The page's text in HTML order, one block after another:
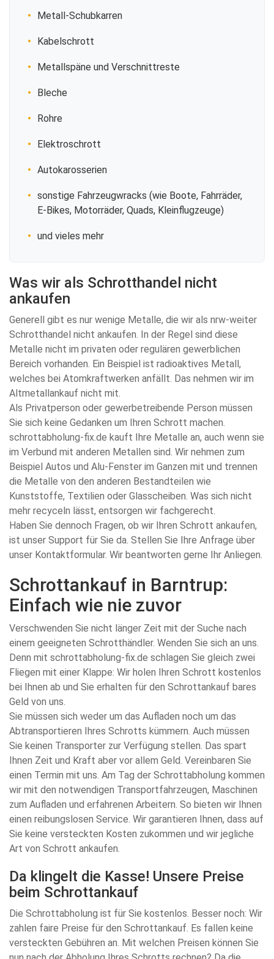
Metall-Schubkarren
Kabelschrott
Metallspäne und Verschnittreste
Bleche
Rohre
Elektroschrott
Autokarosserien
sonstige Fahrzeugwracks (wie Boote, Fahrräder,
E-Bikes, Motorräder, Quads, Kleinflugzeuge)
und vieles mehr
Was wir als Schrotthandel nicht
ankaufen
Generell gibt es nur wenige Metalle, die wir als nrw-weiter
Schrotthandel nicht ankaufen. In der Regel sind diese
Metalle nicht im privaten oder regulären gewerblichen
Bereich vorhanden. Ein Beispiel ist radioaktives Metall,
welches bei Atomkraftwerken anfällt. Das nehmen wir im
Altmetallankauf nicht mit.
Als Privatperson oder gewerbetreibende Person müssen
Sie sich keine Gedanken um Ihren Schrott machen.
schrottabholung-fix.de kauft Ihre Metalle an, auch wenn sie
im Verbund mit anderen Metallen sind. Wir nehmen zum
Beispiel Autos und Alu-Fenster im Ganzen mit und trennen
die Metalle von den anderen Bestandteilen wie
Kunststoffe, Textilien oder Glasscheiben. Was sich nicht
mehr recyceln lässt, entsorgen wir fachgerecht.
Haben Sie dennoch Fragen, ob wir Ihren Schrott ankaufen,
ist unser Support für Sie da. Stellen Sie Ihre Anfrage über
unser Kontaktformular. Wir beantworten gerne Ihr Anliegen.
Schrottankauf in Barntrup:
Einfach wie nie zuvor
Verschwenden Sie nicht länger Zeit mit der Suche nach
einem geeigneten Schrotthändler. Wenden Sie sich an uns.
Denn mit schrottabholung-fix.de schlagen Sie gleich zwei
Fliegen mit einer Klappe: Wir holen Ihren Schrott kostenlos
bei Ihnen ab und Sie erhalten für den Schrottankauf bares
Geld von uns.
Sie müssen sich weder um das Aufladen noch um das
Abtransportieren Ihres Schrotts kümmern. Auch müssen
Sie keinen Transporter zur Verfügung stellen. Das spart
Ihnen Zeit und Kraft aber vor allem Geld. Vereinbaren Sie
einen Termin mit uns. Am Tag der Schrottabholung kommen
wir mit den notwendigen Transportfahrzeugen, Maschinen
zum Aufladen und erfahrenen Arbeitern. So bieten wir Ihnen
einen reibungslosen Service. Wir garantieren Ihnen, dass auf
Sie keine versteckten Kosten zukommen und wir jegliche
Art von Schrott ankaufen.
Da klingelt die Kasse! Unsere Preise
beim Schrottankauf
Die Schrottabholung ist für Sie kostenlos. Besser noch: Wir
zahlen faire Preise für den Schrottankauf. Es fallen keine
versteckten Gebühren an. Mit welchen Preisen können Sie